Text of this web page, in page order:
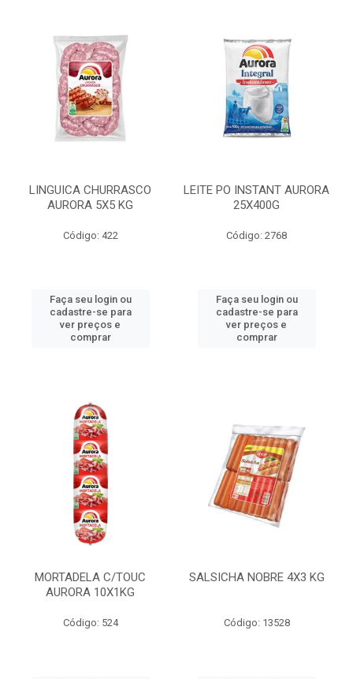
LINGUICA CHURRASCO
AURORA 5X5 KG
Código: 422
Faça seu login ou
cadastre-se para
ver preços e
comprar
LEITE PO INSTANT AURORA
25X400G
Código: 2768
Faça seu login ou
cadastre-se para
ver preços e
comprar
MORTADELA C/TOUC
AURORA 10X1KG
Código: 524
SALSICHA NOBRE 4X3 KG
Código: 13528